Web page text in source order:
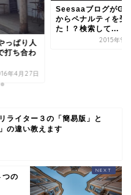
っぱり人
打ち合わ
年4月27日
Seesaaブログが
からペナルティを受
た！？検索して...
2015年9
ライター３の「簡易版」と
の違い教えます
つの